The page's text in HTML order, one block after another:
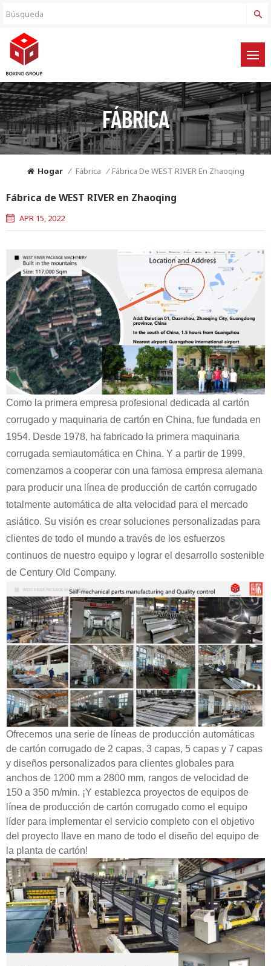
FÁBRICA
Hogar / Fábrica / Fábrica De WEST RIVER En Zhaoqing
Fábrica de WEST RIVER en Zhaoqing
APR 15, 2022
Como la primera empresa profesional dedicada al cartón
corrugado y maquinaria de cartón en China, fue fundada en
1954. Desde 1978, ha fabricado la primera maquinaria
corrugada semiautomática en China. Y a partir de 1999,
comenzamos a cooperar con una famosa empresa alemana
para producir una línea de producción de cartón corrugado
totalmente automática de alta velocidad para el mercado
asiático. Su visión es crear soluciones personalizadas para
clientes de todo el mundo a través de los esfuerzos
continuos de nuestro equipo y lograr el desarrollo sostenible
de Century Old Company.
Ofrecemos una serie de líneas de producción automáticas
de cartón corrugado de 2 capas, 3 capas, 5 capas y 7 capas
y diseños personalizados para clientes globales para
anchos de 1200 mm a 2800 mm, rangos de velocidad de
150 a 350 m/min. ¡Y establezca proyectos de equipos de
línea de producción de cartón corrugado como el equipo
líder para implementar el servicio completo con el objetivo
del proyecto llave en mano de todo el diseño del equipo de
la planta de cartón!